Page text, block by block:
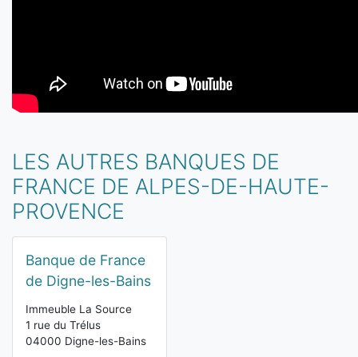
LES AUTRES BANQUES DE
FRANCE DE ALPES-DE-HAUTE-
PROVENCE
Banque de France
de Digne-les-Bains
Immeuble La Source
1 rue du Trélus
04000 Digne-les-Bains